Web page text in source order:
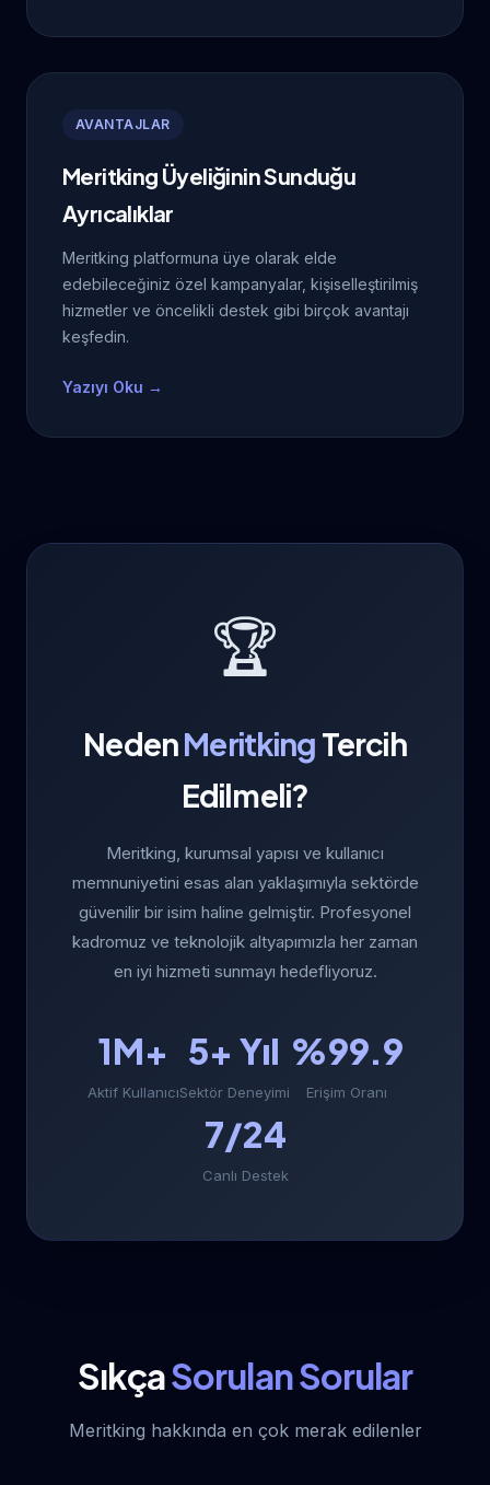
AVANTAJLAR
Meritking Üyeliğinin Sunduğu
Ayrıcalıklar
Meritking platformuna üye olarak elde
edebileceğiniz özel kampanyalar, kişiselleştirilmiş
hizmetler ve öncelikli destek gibi birçok avantajı
keşfedin.
Yazıyı Oku →
🏆
NedenMeritking Tercih
Edilmeli?
Meritking, kurumsal yapısı ve kullanıcı
memnuniyetini esas alan yaklaşımıyla sektörde
güvenilir bir isim haline gelmiştir. Profesyonel
kadromuz ve teknolojik altyapımızla her zaman
en iyi hizmeti sunmayı hedefliyoruz.
1M+
Aktif Kullanıcı
5+ Yıl
Sektör Deneyimi
%99.9
Erişim Oranı
7/24
Canlı Destek
SıkçaSorulan Sorular
Meritking hakkında en çok merak edilenler